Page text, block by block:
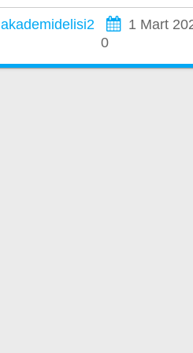
akademidelisi2
1 Mart
0